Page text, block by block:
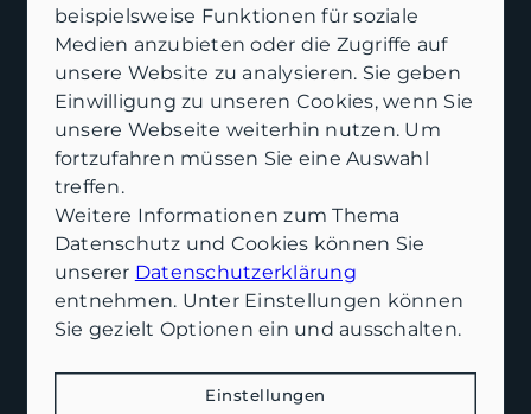
Vorname*
Nachname
E-Mail*
beispielsweise Funktionen für soziale
Medien anzubieten oder die Zugriffe auf
unsere Website zu analysieren. Sie geben
Einwilligung zu unseren Cookies, wenn Sie
unsere Webseite weiterhin nutzen. Um
fortzufahren müssen Sie eine Auswahl
treffen.
Weitere Informationen zum Thema
Datenschutz und Cookies können Sie
unserer Datenschutzerklärung
entnehmen. Unter Einstellungen können
Sie gezielt Optionen ein und ausschalten.
Einstellungen